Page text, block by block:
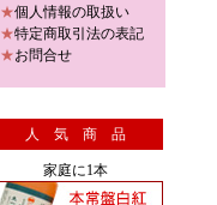
★個人情報の取扱い
★特定商取引法の表記
★お問合せ
人 気 商 品
家庭に1本